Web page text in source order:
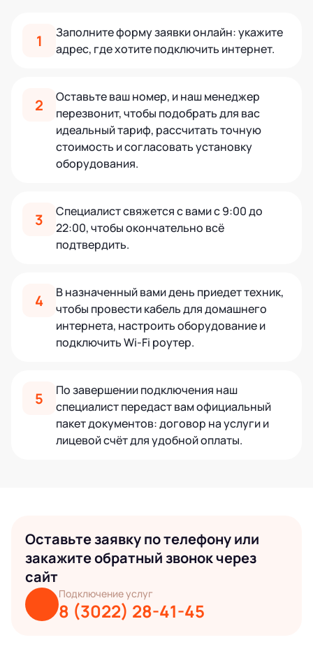
1
Заполните форму заявки онлайн: укажите
адрес, где хотите подключить интернет.
2
Оставьте ваш номер, и наш менеджер
перезвонит, чтобы подобрать для вас
идеальный тариф, рассчитать точную
стоимость и согласовать установку
оборудования.
3
Специалист свяжется с вами с 9:00 до
22:00, чтобы окончательно всё
подтвердить.
4
В назначенный вами день приедет техник,
чтобы провести кабель для домашнего
интернета, настроить оборудование и
подключить Wi-Fi роутер.
5
По завершении подключения наш
специалист передаст вам официальный
пакет документов: договор на услуги и
лицевой счёт для удобной оплаты.
Оставьте заявку по телефону или
закажите обратный звонок через
сайт
Подключение услуг
8 (3022) 28-41-45